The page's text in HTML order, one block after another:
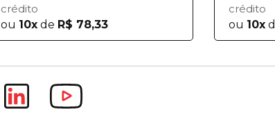
crédito
ou 10x de R$ 78,33
crédito
ou 10x